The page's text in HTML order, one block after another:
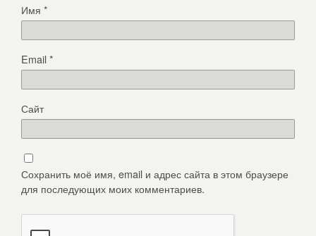
Имя *
Email*
Сайт
Сохранить моё имя, email и адрес сайта в этом браузере
для последующих моих комментариев.